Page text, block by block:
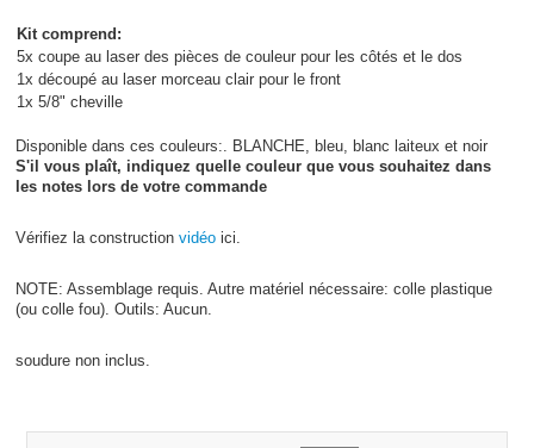
Kit comprend:
5x coupe au laser des pièces de couleur pour les côtés et le dos
1x découpé au laser morceau clair pour le front
1x 5/8" cheville
Disponible dans ces couleurs:. BLANCHE, bleu, blanc laiteux et noir
S'il vous plaît, indiquez quelle couleur que vous souhaitez dans
les notes lors de votre commande
Vérifiez la construction vidéo ici.
NOTE: Assemblage requis. Autre matériel nécessaire: colle plastique
(ou colle fou). Outils: Aucun.
soudure non inclus.